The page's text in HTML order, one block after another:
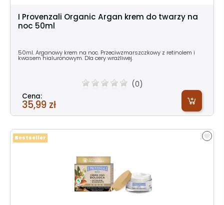
I Provenzali Organic Argan krem do twarzy na
noc 50ml
50ml. Arganowy krem na noc. Przeciwzmarszczkowy z retinolem i
kwasem hialuronowym. Dla cery wrażliwej.
(0)
Cena:
35,99 zł
Bestseller